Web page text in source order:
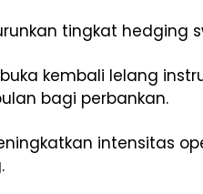
tingkat hedging
kembali lelang
bagi perbankan.
intensitas